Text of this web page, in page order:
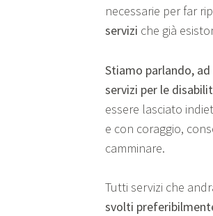
necessarie per far
servizi che già
Stiamo parlando,
servizi per le
essere lasciato
e con coraggio,
camminare.
Tutti servizi che
svolti